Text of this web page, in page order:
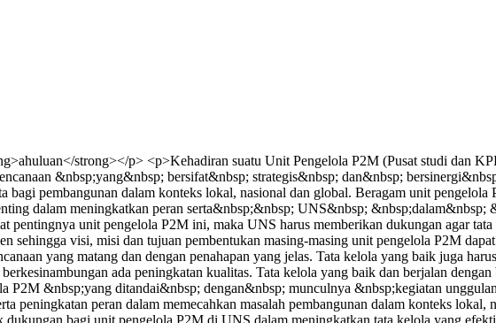
strong></p> <p>Kehadiran suatu Unit Pengelola P2M (Pusat studi dan
&nbsp;yang&nbsp; bersifat&nbsp; strategis&nbsp; dan&nbsp;
bagi pembangunan dalam konteks lokal, nasional dan global. Beragam unit
dalam meningkatkan peran serta&nbsp;&nbsp; UNS&nbsp;
unit pengelola P2M ini, maka UNS harus memberikan dukungan agar
sehingga visi, misi dan tujuan pembentukan masing-masing unit pengelola P2M
yang matang dan dengan penahapan yang jelas. Tata kelola yang baik juga
ada peningkatan kualitas. Tata kelola yang baik dan berjalan
P2M &nbsp;yang ditandai&nbsp; dengan&nbsp; munculnya &nbsp;kegiatan
peningkatan peran dalam memecahkan masalah pembangunan dalam konteks
bagi unit pengelola P2M di UNS dalam meningkatkan tata kelola yang